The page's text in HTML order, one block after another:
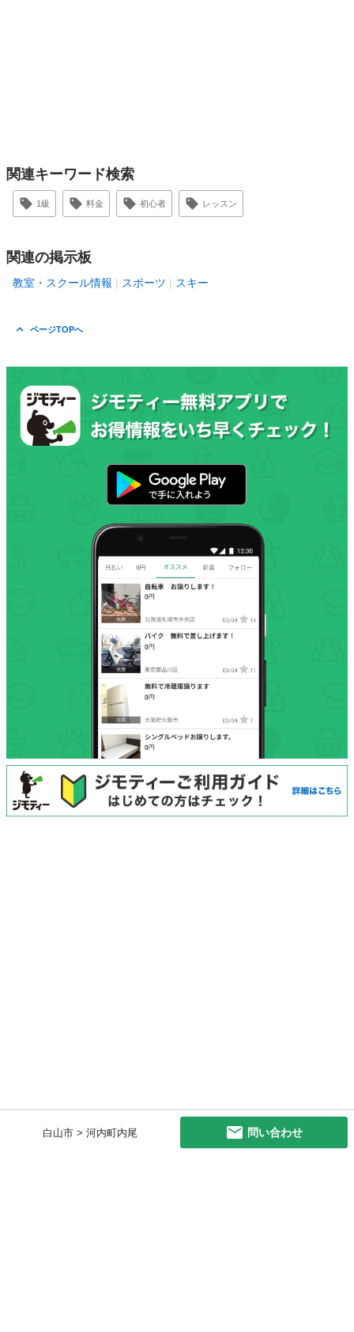
白山市 > 河内町内尾 問い合わせ
関連キーワード検索
1級 料金 初心者 レッスン
関連の掲示板
教室・スクール情報 スポーツ スキー
ページTOPへ